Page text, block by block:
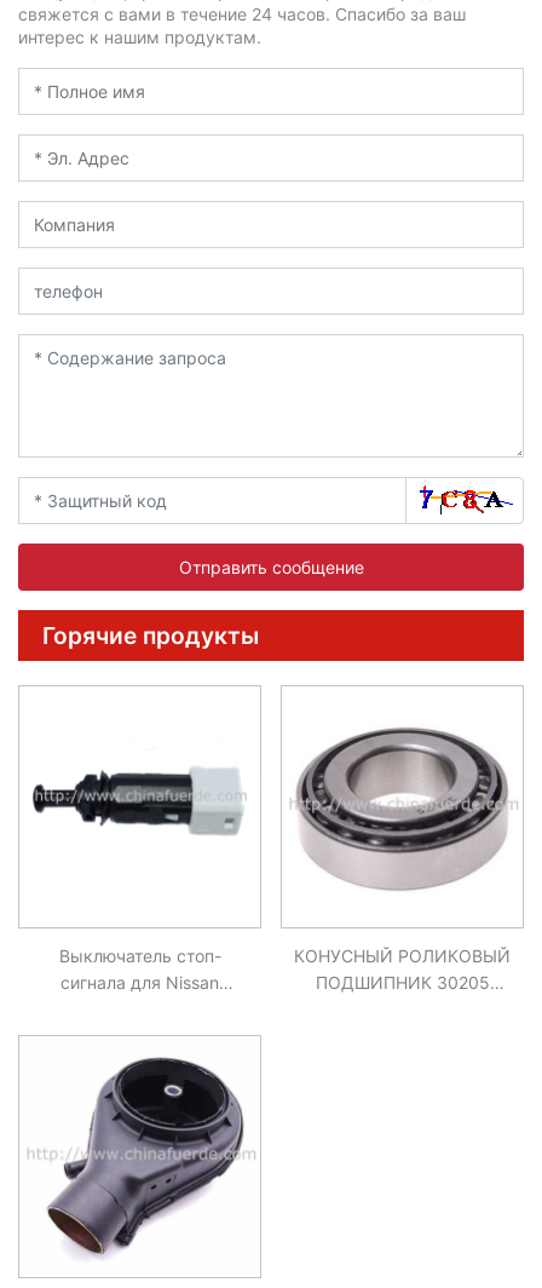
свяжется с вами в течение 24 часов. Спасибо за ваш
интерес к нашим продуктам.
Отправить сообщение
Горячие продукты
Выключатель стоп-
сигнала для Nissan
RENAULT Clio Espace
04404452, 7700414988,
454545 02 14
КОНУСНЫЙ РОЛИКОВЫЙ
ПОДШИПНИК 30205